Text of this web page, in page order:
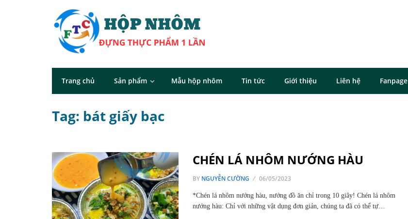
Trang chủ Sản phẩm Mẫu hộp nhôm Tin tức Giới thiệu Liên hệ Fanpage
Tag: bát giấy bạc
CHÉN LÁ NHÔM NƯỚNG HÀU
BY NGUYỄN CƯỜNG 06/05/2023
*Chén lá nhôm nướng hàu, nướng đồ ăn chỉ trong 10 giây! Chén lá nhôm
nướng hàu: Chỉ với những vật dụng đơn giản, chúng ta đã có thể tự…